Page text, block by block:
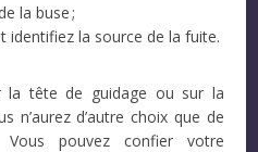
la buse ;
identifiez la source de la fuite.
la tête de guidage ou sur la
n’aurez d’autre choix que de
Vous pouvez confier votre